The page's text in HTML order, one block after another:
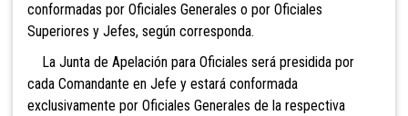
conformadas por Oficiales Generales o por Oficiales
Superiores y Jefes, según corresponda.
La Junta de Apelación para Oficiales será presidida por
cada Comandante en Jefe y estará conformada
exclusivamente por Oficiales Generales de la respectiva